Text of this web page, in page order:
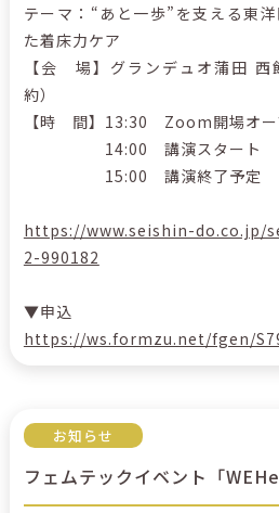
テーマ：“あと一歩”を支える東
た着床力ケア
【会 場】グランデュオ蒲田 西
約）
【時 間】13:30 Zoom開場オー
14:00 講演スタート
15:00 講演終了予定
https://www.seishin-do.co.jp/
2-990182
▼申込
https://ws.formzu.net/fgen/
お知らせ
フェムテックイベント「